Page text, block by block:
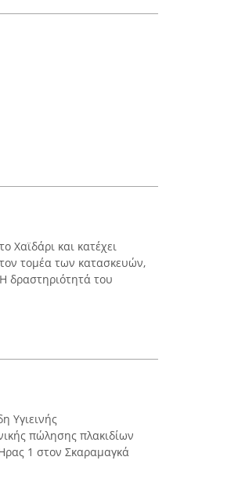
Χαϊδάρι και κατέχει
τομέα των κατασκευών,
δραστηριότητά του
Υγιεινής
πώλησης πλακιδίων
1 στον Σκαραμαγκά